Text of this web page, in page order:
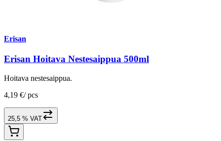
Erisan
Erisan Hoitava Nestesaippua 500ml
Hoitava nestesaippua.
4,19 €/ pcs
25,5 % VAT